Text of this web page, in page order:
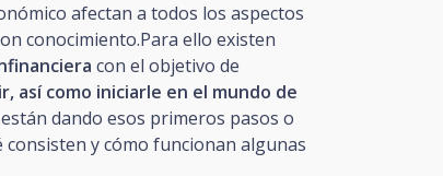
afectan a todos los aspectos
conocimiento.Para ello existen
con el objetivo de
así como iniciarle en el mundo de
dando esos primeros pasos o
y cómo funcionan algunas